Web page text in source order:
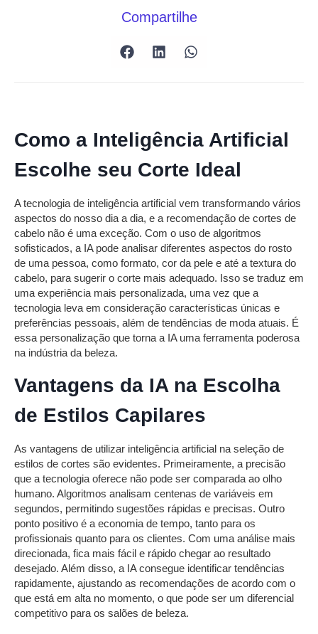
Compartilhe
Como a Inteligência Artificial
Escolhe seu Corte Ideal
A tecnologia de inteligência artificial vem transformando vários
aspectos do nosso dia a dia, e a recomendação de cortes de
cabelo não é uma exceção. Com o uso de algoritmos
sofisticados, a IA pode analisar diferentes aspectos do rosto
de uma pessoa, como formato, cor da pele e até a textura do
cabelo, para sugerir o corte mais adequado. Isso se traduz em
uma experiência mais personalizada, uma vez que a
tecnologia leva em consideração características únicas e
preferências pessoais, além de tendências de moda atuais. É
essa personalização que torna a IA uma ferramenta poderosa
na indústria da beleza.
Vantagens da IA na Escolha
de Estilos Capilares
As vantagens de utilizar inteligência artificial na seleção de
estilos de cortes são evidentes. Primeiramente, a precisão
que a tecnologia oferece não pode ser comparada ao olho
humano. Algoritmos analisam centenas de variáveis em
segundos, permitindo sugestões rápidas e precisas. Outro
ponto positivo é a economia de tempo, tanto para os
profissionais quanto para os clientes. Com uma análise mais
direcionada, fica mais fácil e rápido chegar ao resultado
desejado. Além disso, a IA consegue identificar tendências
rapidamente, ajustando as recomendações de acordo com o
que está em alta no momento, o que pode ser um diferencial
competitivo para os salões de beleza.